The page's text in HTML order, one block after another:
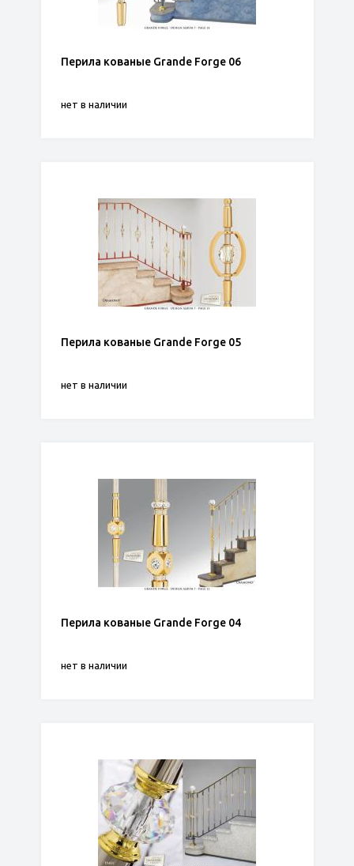
Перила кованые Grande Forge 06
нет в наличии
Перила кованые Grande Forge 05
нет в наличии
Перила кованые Grande Forge 04
нет в наличии